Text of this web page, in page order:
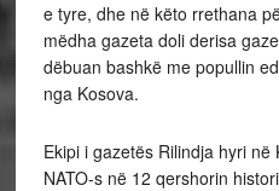
e tyre, dhe në këto rrethana
mëdha gazeta doli derisa
dëbuan bashkë me popullin
nga Kosova.
Ekipi i gazetës Rilindja hyri
NATO-s në 12 qershorin